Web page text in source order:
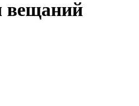
вещаний